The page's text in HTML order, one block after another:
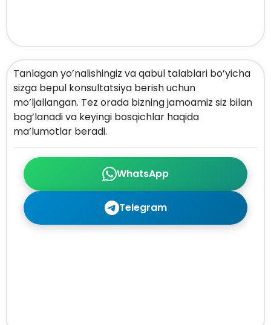
WhatsApp
Telegram
Tanlagan yo’nalishingiz va qabul talablari bo’yicha
sizga bepul konsultatsiya berish uchun
mo’ljallangan. Tez orada bizning jamoamiz siz bilan
bog’lanadi va keyingi bosqichlar haqida
ma’lumotlar beradi.